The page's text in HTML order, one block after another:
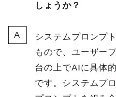
しょうか？
システムプロンプ
もので、ユーザー
台の上でAIに具体
です。システムプ